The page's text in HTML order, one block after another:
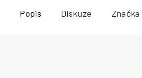
Popis Diskuze Značka